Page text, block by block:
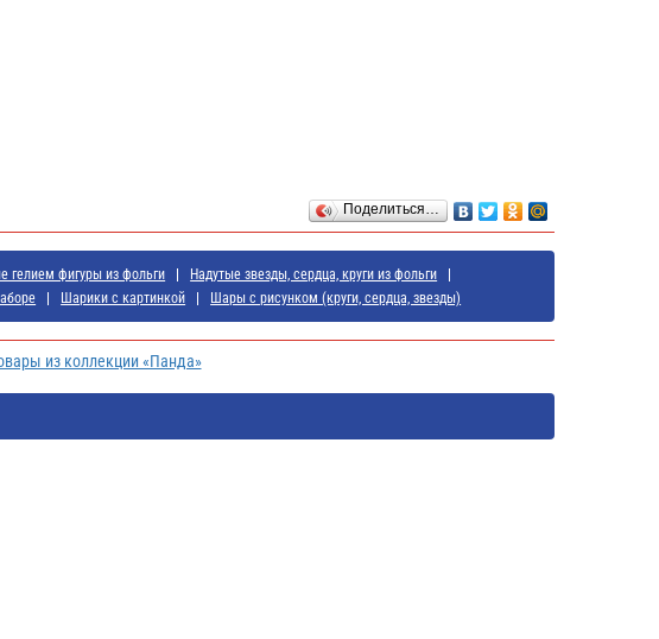
Поделиться…
гелием фигуры из фольги
Надутые звезды, сердца, круги из фольги
Шарики с картинкой Шары с рисунком (круги, сердца, звезды)
из коллекции «Панда»